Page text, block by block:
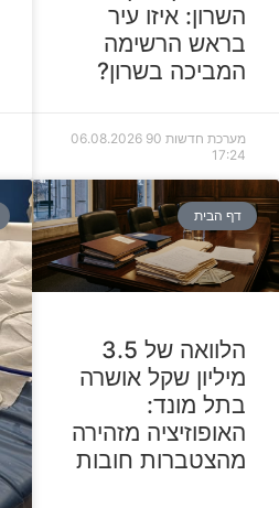
השרון: איזו עיר
בראש הרשימה
המביכה בשרון?
מערכת חדשות 90
06.08.2026
17:24
דף הבית
הלוואה של 3.5
מיליון שקל אושרה
בתל מונד:
האופוזיציה מזהירה
מהצטברות חובות